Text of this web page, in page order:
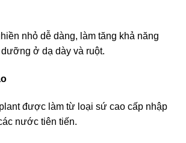
nhỏ dễ dàng, làm tăng khả năng
ở dạ dày và ruột.
được làm từ loại sứ cao cấp nhập
nước tiên tiến.